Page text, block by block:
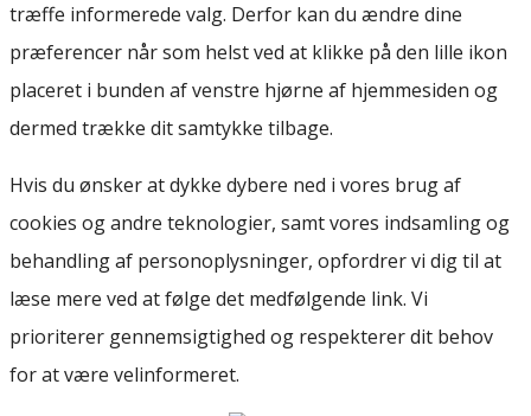
træffe informerede valg. Derfor kan du ændre dine
præferencer når som helst ved at klikke på den lille ikon
placeret i bunden af venstre hjørne af hjemmesiden og
dermed trække dit samtykke tilbage.
Hvis du ønsker at dykke dybere ned i vores brug af
cookies og andre teknologier, samt vores indsamling og
behandling af personoplysninger, opfordrer vi dig til at
læse mere ved at følge det medfølgende link. Vi
prioriterer gennemsigtighed og respekterer dit behov
for at være velinformeret.